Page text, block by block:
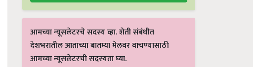
आमच्या न्यूसलेटरचे सदस्य व्हा. शेती संबंधीत
देशभरातील आताच्या बातम्या मेलवर वाचण्यासाठी
आमच्या न्यूसलेटरची सदस्यता घ्या.